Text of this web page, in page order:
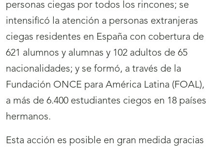
personas ciegas por todos los rincones; se
intensificó la atención a personas extranjeras
ciegas residentes en España con cobertura de
621 alumnos y alumnas y 102 adultos de 65
nacionalidades; y se formó, a través de la
Fundación ONCE para América Latina (FOAL),
a más de 6.400 estudiantes ciegos en 18 países
hermanos.
Esta acción es posible en gran medida gracias